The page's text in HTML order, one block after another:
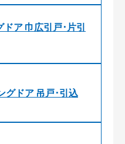
ア 巾広引戸･片引
ドア 吊戸･引込